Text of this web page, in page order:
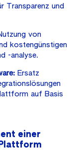
Transparenz und
von
kostengünstigen
-analyse.
Ersatz
auf Basis
einer